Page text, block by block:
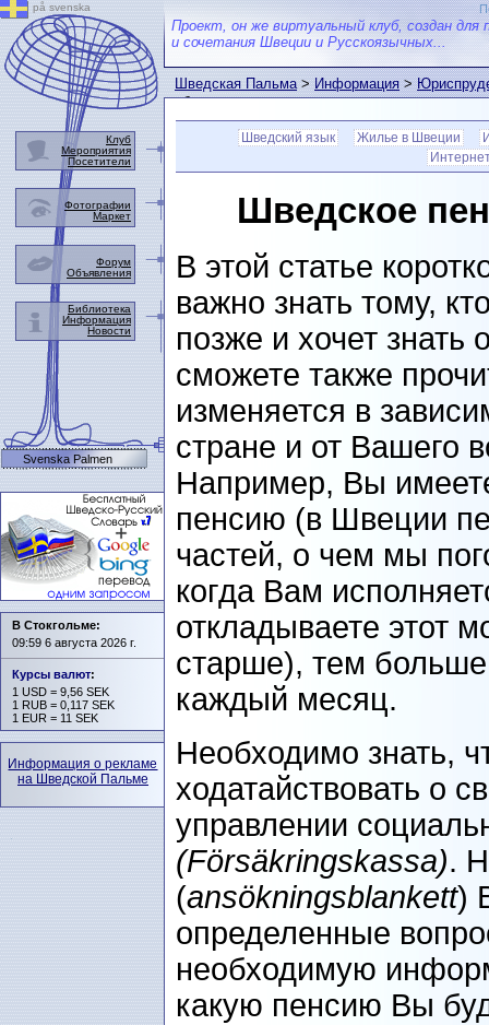
Проект, он же виртуальный клуб, создан для
и сочетания Швеции и Русскоязычных...
Шведская Пальма>Информация>
обеспечение
Шведский язык Жилье в Швеции
Шведское
В этой статье
важно знать тому,
позже и хочет
сможете также
изменяется в
стране и от Вашего
Например, Вы
пенсию (в Швеции
частей, о чем мы
когда Вам
откладываете этот
старше), тем
каждый месяц.
Необходимо знать,
ходатайствовать о
управлении
(Försäkringskassa).
(ansökningsblankett)
определенные
необходимую
какую пенсию Вы
på svenska
Клуб
Мероприятия
Посетители
Фотографии
Маркет
Форум
Объявления
Библиотека
Информация
Новости
Svenska Palmen
В Стокгольме:
09:59 6 августа 2026 г.
Курсы валют:
1 USD = 9,56 SEK
1 RUB = 0,117 SEK
1 EUR = 11 SEK
Информация о рекламе
на Шведской Пальме